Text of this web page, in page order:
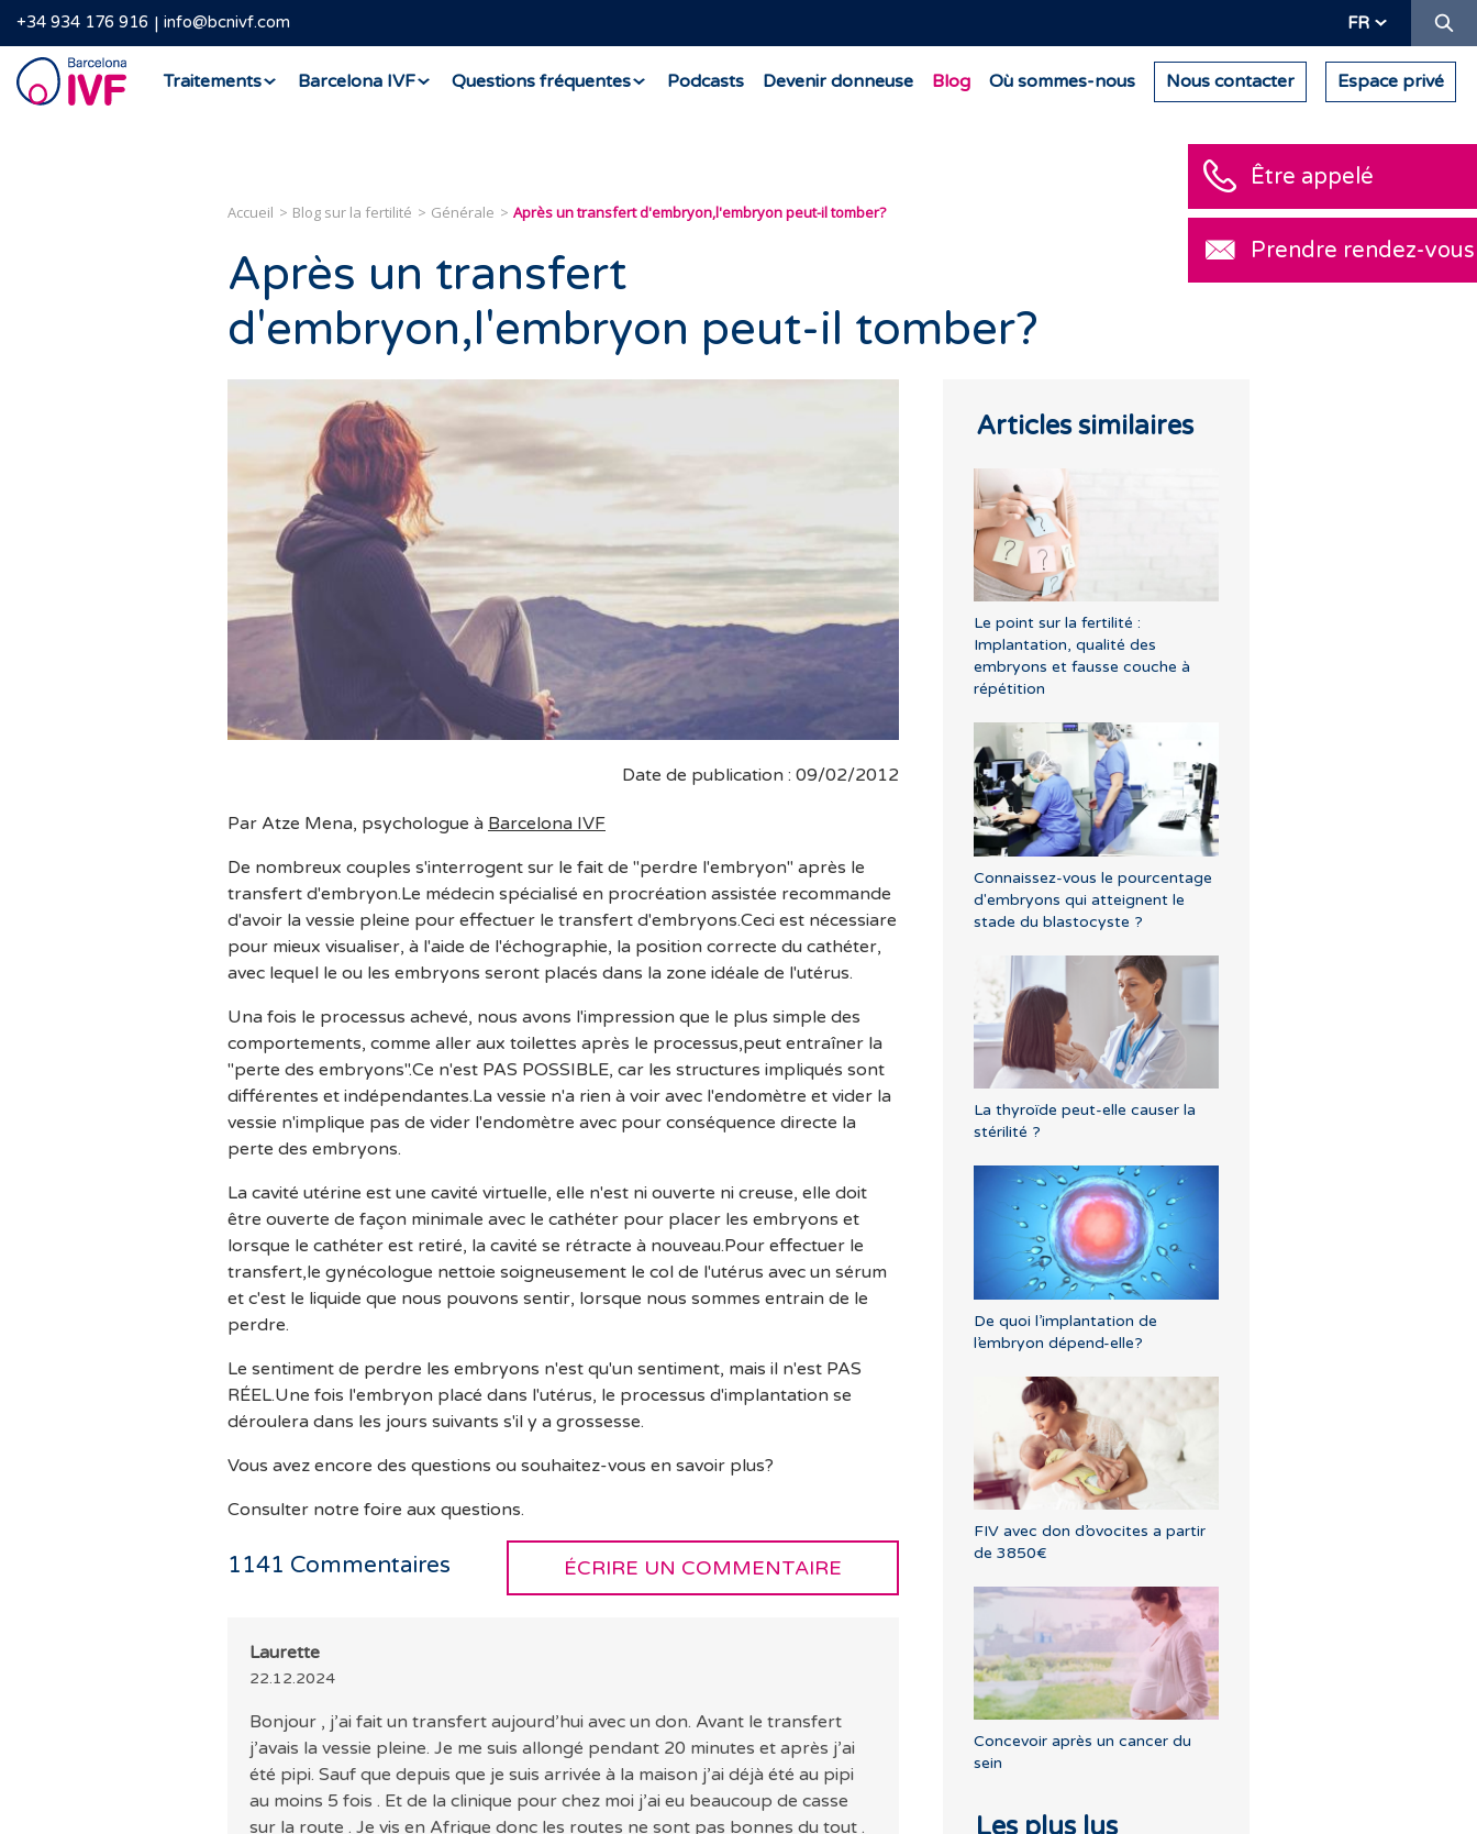
+34 934 176 916 info@bcnivf.com FR
Barcelona
IVF
Traitements Barcelona IVF Questions fréquentes Podcasts Devenir donneuse Blog Où sommes-nous Nous contacter Espace privé
Accueil Blog sur la fertilité Générale Après un transfert d'embryon,l'embryon peut-il tomber?
Après un transfert
d'embryon,l'embryon peut-il tomber?
Date de publication : 09/02/2012
Par Atze Mena, psychologue à Barcelona IVF
De nombreux couples s'interrogent sur le fait de "perdre l'embryon" après le
transfert d'embryon.Le médecin spécialisé en procréation assistée recommande
d'avoir la vessie pleine pour effectuer le transfert d'embryons.Ceci est nécessiare
pour mieux visualiser, à l'aide de l'échographie, la position correcte du cathéter,
avec lequel le ou les embryons seront placés dans la zone idéale de l'utérus.
Una fois le processus achevé, nous avons l'impression que le plus simple des
comportements, comme aller aux toilettes après le processus,peut entraîner la
"perte des embryons".Ce n'est PAS POSSIBLE, car les structures impliqués sont
différentes et indépendantes.La vessie n'a rien à voir avec l'endomètre et vider la
vessie n'implique pas de vider l'endomètre avec pour conséquence directe la
perte des embryons.
La cavité utérine est une cavité virtuelle, elle n'est ni ouverte ni creuse, elle doit
être ouverte de façon minimale avec le cathéter pour placer les embryons et
lorsque le cathéter est retiré, la cavité se rétracte à nouveau.Pour effectuer le
transfert,le gynécologue nettoie soigneusement le col de l'utérus avec un sérum
et c'est le liquide que nous pouvons sentir, lorsque nous sommes entrain de le
perdre.
Le sentiment de perdre les embryons n'est qu'un sentiment, mais il n'est PAS
RÉEL.Une fois l'embryon placé dans l'utérus, le processus d'implantation se
déroulera dans les jours suivants s'il y a grossesse.
Vous avez encore des questions ou souhaitez-vous en savoir plus?
Consulter notre foire aux questions.
ÉCRIRE UN COMMENTAIRE
1141 Commentaires
Laurette
22.12.2024
Bonjour , j’ai fait un transfert aujourd’hui avec un don. Avant le transfert
j’avais la vessie pleine. Je me suis allongé pendant 20 minutes et après j’ai
été pipi. Sauf que depuis que je suis arrivée à la maison j’ai déjà été au pipi
au moins 5 fois . Et de la clinique pour chez moi j’ai eu beaucoup de casse
sur la route . Je vis en Afrique donc les routes ne sont pas bonnes du tout .
Articles similaires
Le point sur la fertilité :
Implantation, qualité des
embryons et fausse couche à
répétition
Connaissez-vous le pourcentage
d'embryons qui atteignent le
stade du blastocyste ?
La thyroïde peut-elle causer la
stérilité ?
De quoi l’implantation de
l’embryon dépend-elle?
FIV avec don d’ovocites a partir
de 3850€
Concevoir après un cancer du
sein
Les plus lus
Être appelé
Prendre rendez-vous